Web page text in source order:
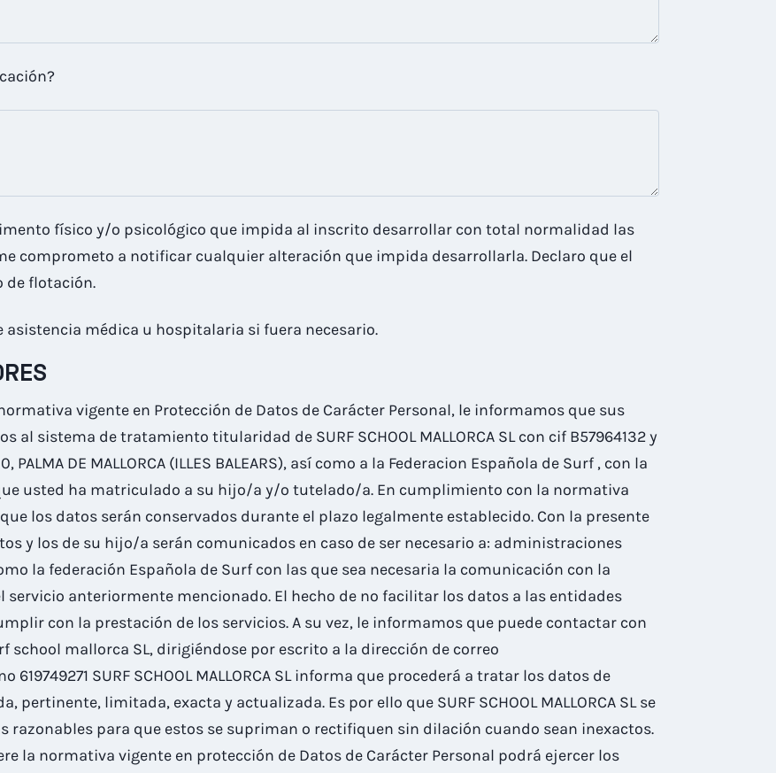
físico y/o psicológico que impida al inscrito desarrollar con total normalidad las
comprometo a notificar cualquier alteración que impida desarrollarla. Declaro que el
de flotación.
médica u hospitalaria si fuera necesario.
vigente en Protección de Datos de Carácter Personal, le informamos que sus
sistema de tratamiento titularidad de SURF SCHOOL MALLORCA SL con cif B57964132 y
PALMA DE MALLORCA (ILLES BALEARS), así como a la Federacion Española de Surf , con la
usted ha matriculado a su hijo/a y/o tutelado/a. En cumplimiento con la normativa
los datos serán conservados durante el plazo legalmente establecido. Con la presente
y los de su hijo/a serán comunicados en caso de ser necesario a: administraciones
la federación Española de Surf con las que sea necesaria la comunicación con la
anteriormente mencionado. El hecho de no facilitar los datos a las entidades
con la prestación de los servicios. A su vez, le informamos que puede contactar con
school mallorca SL, dirigiéndose por escrito a la dirección de correo
SURF SCHOOL MALLORCA SL informa que procederá a tratar los datos de
limitada, exacta y actualizada. Es por ello que SURF SCHOOL MALLORCA SL se
para que estos se supriman o rectifiquen sin dilación cuando sean inexactos.
la normativa vigente en protección de Datos de Carácter Personal podrá ejercer los